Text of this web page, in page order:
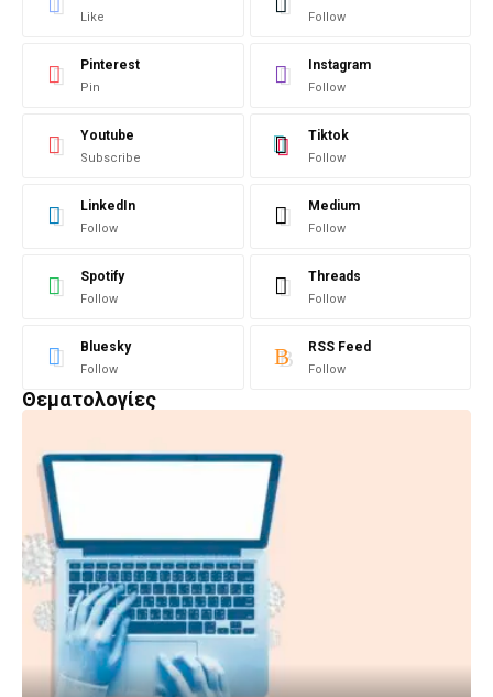
Like Follow
Pinterest
Pin
Instagram
Follow
Youtube
Subscribe
Tiktok
Follow
LinkedIn
Follow
Medium
Follow
Spotify
Follow
Threads
Follow
Bluesky
Follow
RSS Feed
Follow
Θεματολογίες